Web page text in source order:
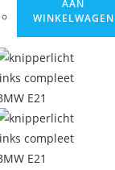
AAN
WINKELWAGEN